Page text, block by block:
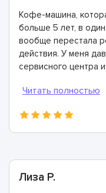
Кофе-машина,
больше 5 лет, в
вообще перестала
действия. У меня
сервисного центра
Конечно же
Лиза Р.